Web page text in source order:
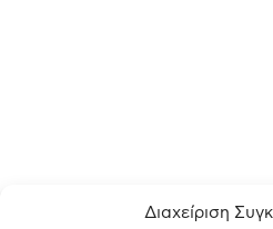
Διαχείριση